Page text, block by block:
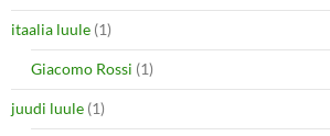
itaalia luule (1)
Giacomo Rossi (1)
juudi luule (1)